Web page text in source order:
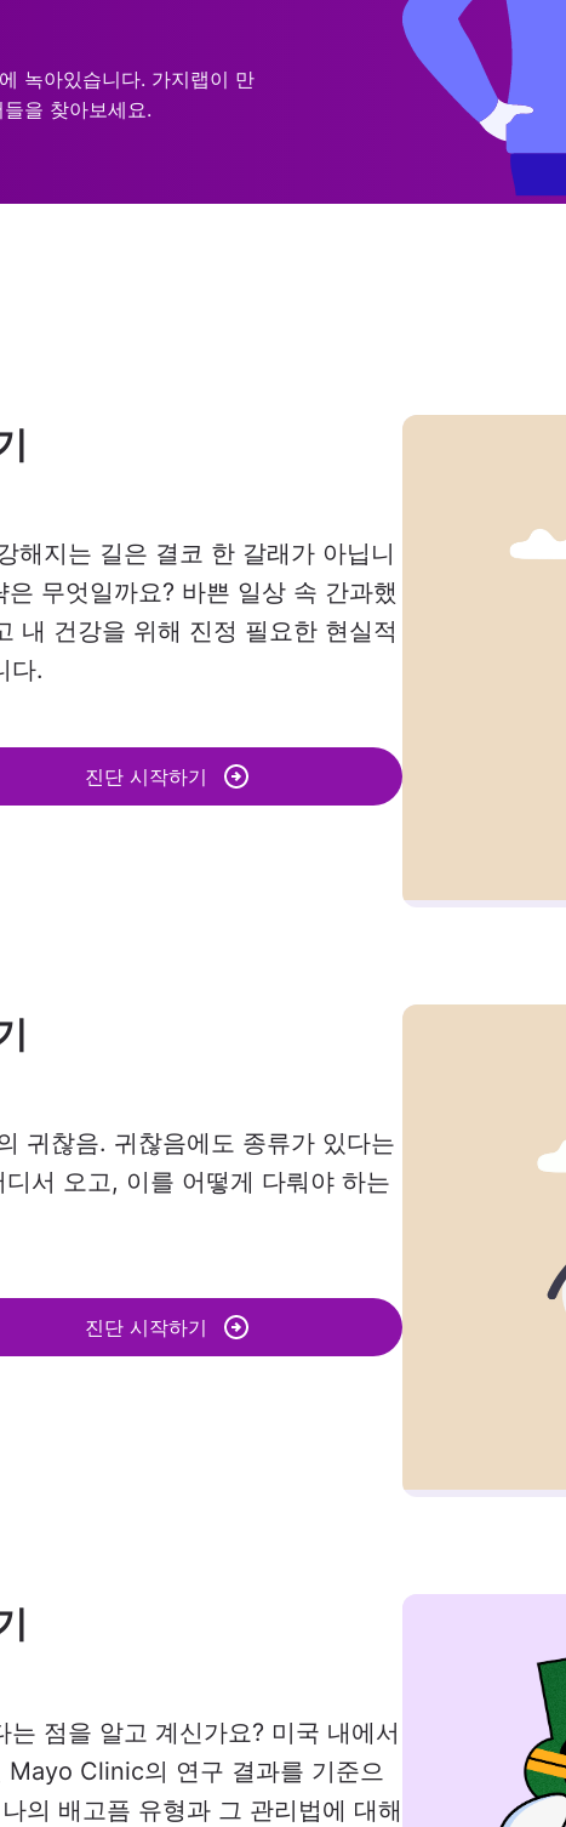
녹아있습니다. 가지랩이 만
을 찾아보세요.
해지는 길은 결코 한 갈래가 아닙니
무엇일까요? 바쁜 일상 속 간과했
내 건강을 위해 진정 필요한 현실적
다.
진단 시작하기
귀찮음. 귀찮음에도 종류가 있다는
서 오고, 이를 어떻게 다뤄야 하는
진단 시작하기
점을 알고 계신가요? 미국 내에서
Mayo Clinic의 연구 결과를 기준으
의 배고픔 유형과 그 관리법에 대해